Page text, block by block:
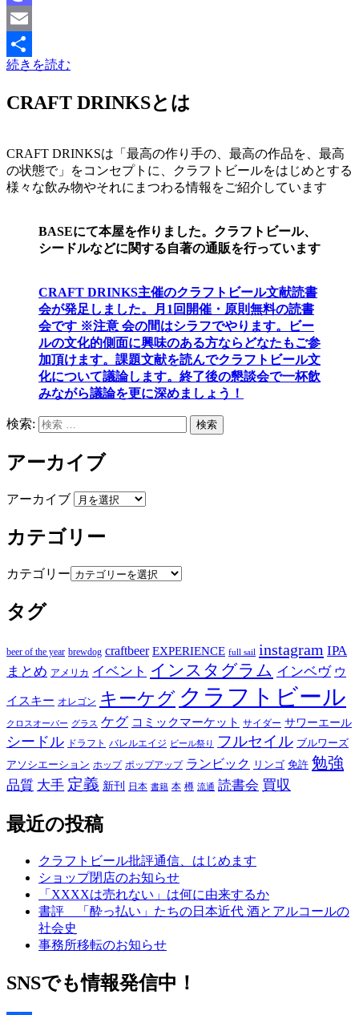
Mastodon
Email
共
有
続きを読む
CRAFT DRINKSとは
CRAFT DRINKSは「最高の作り手の、最高の作品を、最高
の状態で」をコンセプトに、クラフトビールをはじめとする
様々な飲み物やそれにまつわる情報をご紹介しています
BASEにて本屋を作りました。クラフトビール、
シードルなどに関する自著の通販を行っています
CRAFT DRINKS主催のクラフトビール文献読書
会が発足しました。
月1回開催・原則無料の読書
会です ※注意 会の間はシラフでやります。
ビー
ルの文化的側面に興味のある方ならどなたもご参
加頂けます。 課題文献を読んでクラフトビール文
化について議論します。 終了後の懇談会で一杯飲
みながら議論を更に深めましょう！
検索: 検索
アーカイブ
アーカイブ
カテゴリー
カテゴリー
タグ
beer of the year brewdog craftbeer EXPERIENCE full sail instagram IPA
まとめ アメリカ イベント インスタグラム インベヴ ウ
イスキー オレゴン キーケグ クラフトビール
クロスオーバー グラス ケグ コミックマーケット サイダー サワーエール
シードル ドラフト バレルエイジ ビール祭り フルセイル ブルワーズ
アソシエーション ホップ ポップアップ ランビック リンゴ 免許 勉強
品質 大手 定義 新刊 日本 書籍 本 樽 流通 読書会 買収
最近の投稿
クラフトビール批評通信、はじめます
ショップ閉店のお知らせ
「XXXXは売れない」は何に由来するか
書評 「酔っ払い」たちの日本近代 酒とアルコールの
社会史
事務所移転のお知らせ
SNSでも情報発信中！